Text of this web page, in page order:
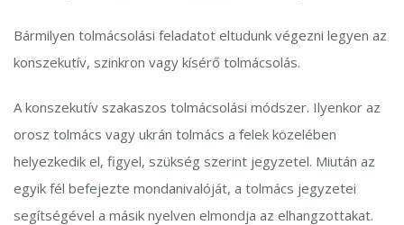
Bármilyen tolmácsolási feladatot eltudunk végezni legyen az
konszekutív, szinkron vagy kísérő tolmácsolás.
A konszekutív szakaszos tolmácsolási módszer. Ilyenkor az
orosz tolmács vagy ukrán tolmács a felek közelében
helyezkedik el, figyel, szükség szerint jegyzetel. Miután az
egyik fél befejezte mondanivalóját, a tolmács jegyzetei
segítségével a másik nyelven elmondja az elhangzottakat.